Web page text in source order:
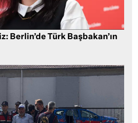
Berlin’de Türk Başbakan’ın